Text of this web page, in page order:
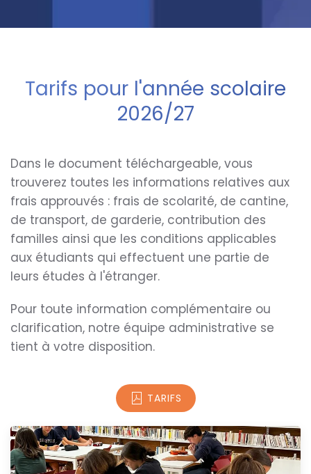
Tarifs pour l'année scolaire
2026/27
Dans le document téléchargeable, vous
trouverez toutes les informations relatives aux
frais approuvés : frais de scolarité, de cantine,
de transport, de garderie, contribution des
familles ainsi que les conditions applicables
aux étudiants qui effectuent une partie de
leurs études à l'étranger.
Pour toute information complémentaire ou
clarification, notre équipe administrative se
tient à votre disposition.
TARIFS